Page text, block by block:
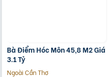
Bà Điểm Hóc Môn 45,8 M2 Giá
3.1 Tỷ
Ngoài Cần Thơ